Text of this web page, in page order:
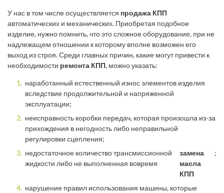
У нас в том числе осуществляется продажа КПП
автоматических и механических. Приобретая подобное
изделие, нужно помнить, что это сложное оборудование, при не
надлежащем отношении к которому вполне возможен его
выход из строя. Среди главных причин, какие могут привести к
необходимости ремонта КПП, можно указать:
наработанный естественный износ элементов изделия
вследствие продолжительной и напряженной
эксплуатации;
неисправность коробки передач, которая произошла из-за
прихождения в негодность либо неправильной
регулировки сцепления;
недостаточное количество трансмиссионной
жидкости либо не выполненная вовремя
замена
масла
КПП
;
нарушение правил использования машины, которые